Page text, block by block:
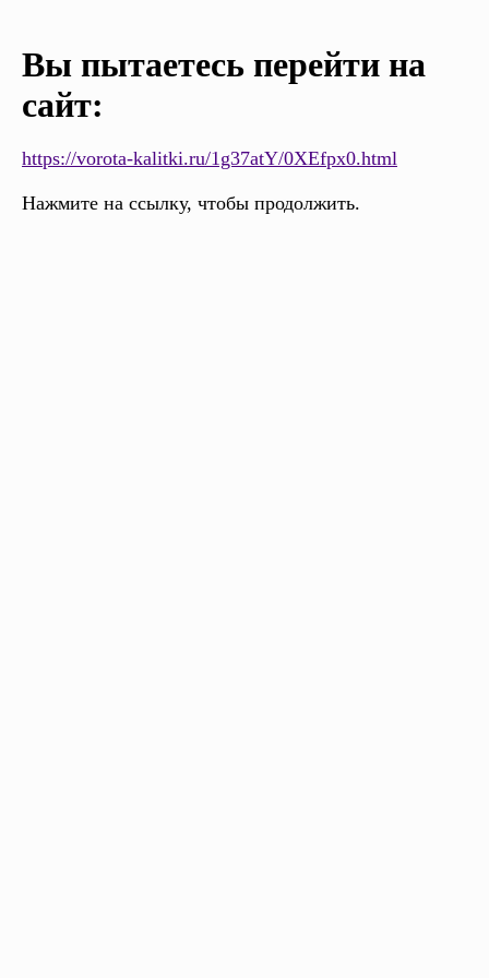
Вы пытаетесь перейти на
сайт:
https://vorota-kalitki.ru/1g37atY/0XEfpx0.html
Нажмите на ссылку, чтобы продолжить.